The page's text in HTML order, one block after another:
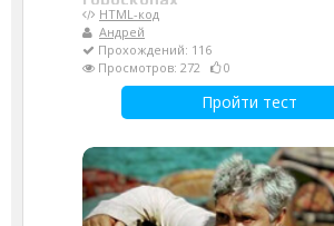
HTML-код
Андрей
Прохождений: 116
Просмотров: 272
0
Пройти тест